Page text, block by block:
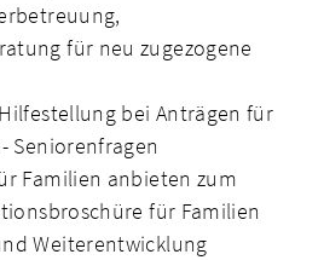
für neu zugezogene
bei Anträgen für
Seniorenfragen
Familien anbieten zum
für Familien
Weiterentwicklung